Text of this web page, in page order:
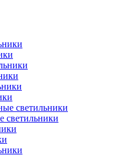
светильники